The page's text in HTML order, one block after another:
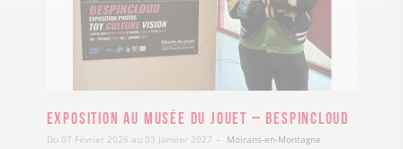
Exposition au Musée du Jouet – Bespincloud
Du 07 Février 2026 au 03 Janvier 2027 Moirans-en-Montagne